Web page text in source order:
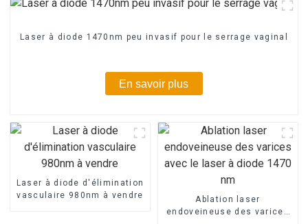
Laser à diode 1470nm peu invasif pour le serrage vaginal
En savoir plus
Laser à diode d'élimination
vasculaire 980nm à vendre
Ablation laser
endoveineuse des varices